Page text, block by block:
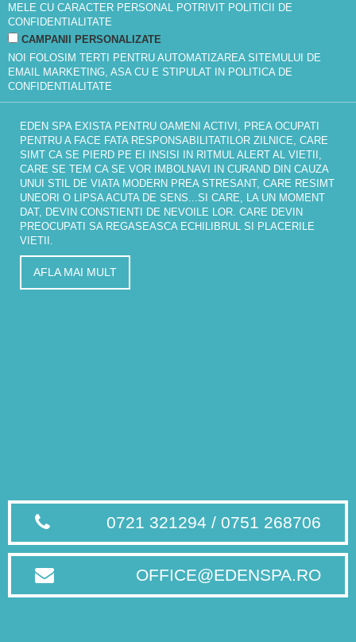
MELE CU CARACTER PERSONAL POTRIVIT POLITICII DE
CONFIDENTIALITATE
CAMPANII PERSONALIZATE
NOI FOLOSIM TERTI PENTRU AUTOMATIZAREA SITEMULUI DE
EMAIL MARKETING, ASA CU E STIPULAT IN POLITICA DE
CONFIDENTIALITATE
EDEN SPA EXISTA PENTRU OAMENI ACTIVI, PREA OCUPATI
PENTRU A FACE FATA RESPONSABILITATILOR ZILNICE, CARE
SIMT CA SE PIERD PE EI INSISI IN RITMUL ALERT AL VIETII,
CARE SE TEM CA SE VOR IMBOLNAVI IN CURAND DIN CAUZA
UNUI STIL DE VIATA MODERN PREA STRESANT, CARE RESIMT
UNEORI O LIPSA ACUTA DE SENS...SI CARE, LA UN MOMENT
DAT, DEVIN CONSTIENTI DE NEVOILE LOR. CARE DEVIN
PREOCUPATI SA REGASEASCA ECHILIBRUL SI PLACERILE
VIETII.
AFLA MAI MULT
0721 321294 / 0751 268706
OFFICE@EDENSPA.RO